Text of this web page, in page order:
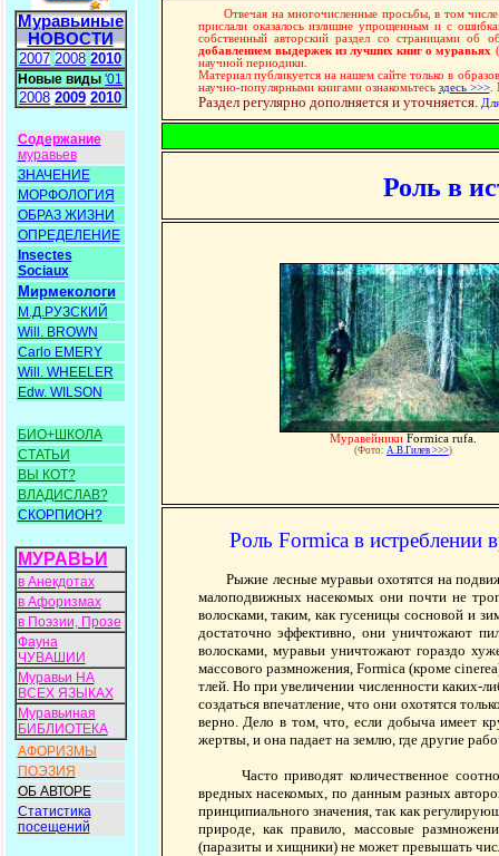
Муравьиные
НОВОСТИ
2007 2008 2010
Новые виды '01
2008 2009 2010
Содержание
муравьев
ЗНАЧЕНИЕ
МОРФОЛОГИЯ
ОБРАЗ ЖИЗНИ
ОПРЕДЕЛЕНИЕ
Insectes
Sociaux
Мирмекологи
М.Д.РУЗСКИЙ
Will. BROWN
Carlo EMERY
Will. WHEELER
Edw. WILSON
БИО+ШКОЛА
СТАТЬИ
ВЫ КОТ?
ВЛАДИСЛАВ?
СКОРПИОН?
МУРАВЬИ
в Анекдотах
в Афоризмах
в Поэзии, Прозе
Фауна
ЧУВАШИИ
Муравьи НА
ВСЕХ ЯЗЫКАХ
Муравьиная
БИБЛИОТЕКА
АФОРИЗМЫ
ПОЭЗИЯ
ОБ АВТОРЕ
Статистика
посещений
Отвечая на многочисленные просьбы, в том числе
прислали оказалось излишне упрощенным и с
собственный авторский раздел со страницами
добавлением выдержек из лучших книг о муравьях
научной периодики.
Материал публикуется на нашем сайте только в
научно-популярными книгами ознакомьтесь здесь >>>.
Раздел регулярно дополняется и уточняется.
Роль в
МуравейникиFormica rufa.
(Фото: А.В.Гилев >>>)
Роль Formica в истреблении
Рыжие лесные муравьи охотятся на
малоподвижных насекомых они почти не
волосками, таким, как гусеницы сосновой и
достаточно эффективно, они уничтожают
волосками, муравьи уничтожают гораздо
массового размножения, Formica (кроме
тлей. Но при увеличении численности каких-
создаться впечатление, что они охотятся
верно. Дело в том, что, если добыча имеет
жертвы, и она падает на землю, где другие
Часто приводят количественное
вредных насекомых, по данным разных
принципиального значения, так как
природе, как правило, массовые
(паразиты и хищники) не может превышать